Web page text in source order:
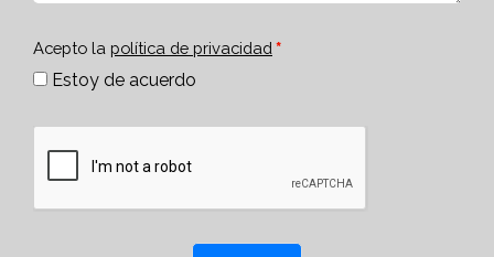
Acepto la política de privacidad
Estoy de acuerdo